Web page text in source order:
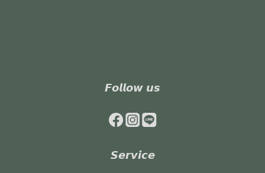
𝙁𝙤𝙡𝙡𝙤𝙬 𝙪𝙨
𝙎𝙚𝙧𝙫𝙞𝙘𝙚